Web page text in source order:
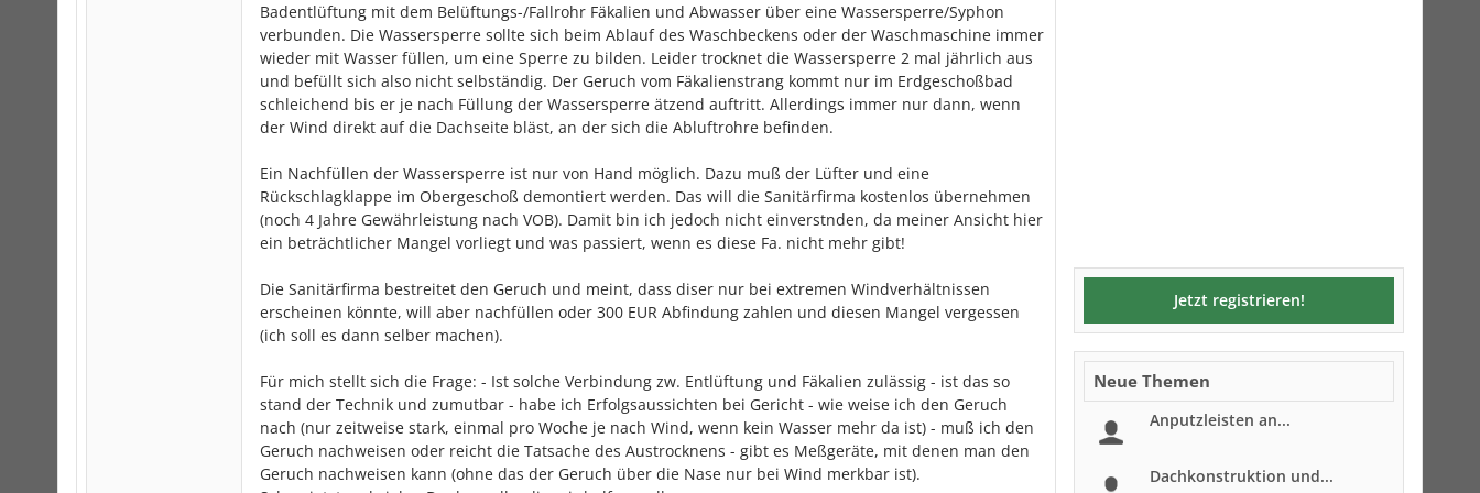
Badentlüftung mit dem Belüftungs-/Fallrohr Fäkalien und Abwasser über eine Wassersperre/Syphon
verbunden. Die Wassersperre sollte sich beim Ablauf des Waschbeckens oder der Waschmaschine immer
wieder mit Wasser füllen, um eine Sperre zu bilden. Leider trocknet die Wassersperre 2 mal jährlich aus
und befüllt sich also nicht selbständig. Der Geruch vom Fäkalienstrang kommt nur im Erdgeschoßbad
schleichend bis er je nach Füllung der Wassersperre ätzend auftritt. Allerdings immer nur dann, wenn
der Wind direkt auf die Dachseite bläst, an der sich die Abluftrohre befinden.
Ein Nachfüllen der Wassersperre ist nur von Hand möglich. Dazu muß der Lüfter und eine
Rückschlagklappe im Obergeschoß demontiert werden. Das will die Sanitärfirma kostenlos übernehmen
(noch 4 Jahre Gewährleistung nach VOB). Damit bin ich jedoch nicht einverstnden, da meiner Ansicht hier
ein beträchtlicher Mangel vorliegt und was passiert, wenn es diese Fa. nicht mehr gibt!
Die Sanitärfirma bestreitet den Geruch und meint, dass diser nur bei extremen Windverhältnissen
erscheinen könnte, will aber nachfüllen oder 300 EUR Abfindung zahlen und diesen Mangel vergessen
(ich soll es dann selber machen).
Für mich stellt sich die Frage: - Ist solche Verbindung zw. Entlüftung und Fäkalien zulässig - ist das so
stand der Technik und zumutbar - habe ich Erfolgsaussichten bei Gericht - wie weise ich den Geruch
nach (nur zeitweise stark, einmal pro Woche je nach Wind, wenn kein Wasser mehr da ist) - muß ich den
Geruch nachweisen oder reicht die Tatsache des Austrocknens - gibt es Meßgeräte, mit denen man den
Geruch nachweisen kann (ohne das der Geruch über die Nase nur bei Wind merkbar ist).
Jetzt registrieren!
Neue Themen
Anputzleisten an...
Dachkonstruktion und...